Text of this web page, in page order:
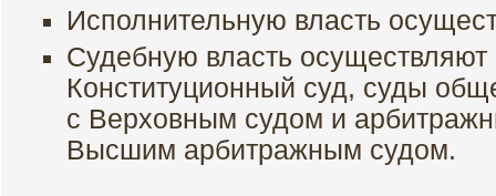
Исполнительную власть
Судебную власть осуществляют
Конституционный суд, суды
с Верховным судом и
Высшим арбитражным судом.